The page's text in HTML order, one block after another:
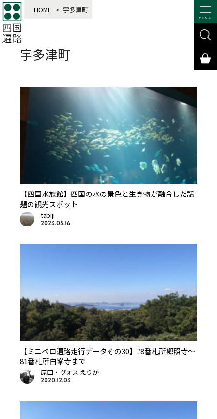
MENU
HOME > 宇多津町
宇多津町
【四国水族館】四国の水の景色と生き物が融合した話
題の観光スポット
tabiji
2023.05.16
【ミニベロ遍路走行データその30】78番札所郷照寺〜
81番札所白峯寺まで
原田・ヴォス えりか
2020.12.03